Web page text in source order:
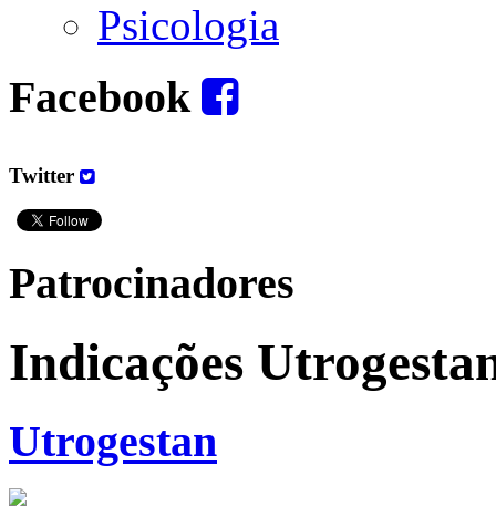
Psicologia
Facebook
Twitter
Patrocinadores
Indicações
Utrogestan